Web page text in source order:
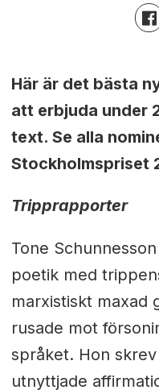
Här är det bästa
att erbjuda under
text. Se alla
Stockholmspriset
Tripprapporter
Tone
poetik med
marxistiskt maxad
rusade mot
språket. Hon
utnyttjade